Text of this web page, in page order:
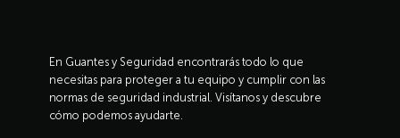
En Guantes y Seguridad encontrarás todo lo que
necesitas para proteger a tu equipo y cumplir con las
normas de seguridad industrial. Visítanos y descubre
cómo podemos ayudarte.